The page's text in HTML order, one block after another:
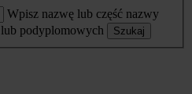
Wpisz nazwę lub część nazwy
podyplomowych
Szukaj